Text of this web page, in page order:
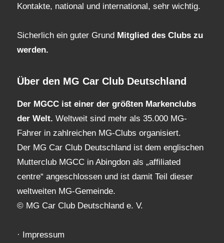
Kontakte, national und international, sehr wichtig.
Sicherlich ein guter Grund Mitglied des Clubs zu
werden.
Über den MG Car Club Deutschland
Der MGCC ist einer der größten Markenclubs
der Welt. Weltweit sind mehr als 35.000 MG-
Fahrer in zahlreichen MG-Clubs organisiert.
Der MG Car Club Deutschland ist dem englischen
Mutterclub MGCC in Abingdon als „affiliated
centre“ angeschlossen und ist damit Teil dieser
weltweiten MG-Gemeinde.
© MG Car Club Deutschland e. V.
· Impressum